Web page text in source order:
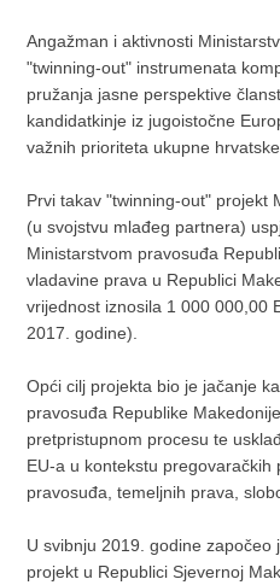
Angažman i aktivnosti
"twinning-out" instrumenata
pružanja jasne perspektive
kandidatkinje iz jugoistočne
važnih prioriteta ukupne
Prvi takav "twinning-out" projekt
(u svojstvu mlađeg partnera)
Ministarstvom pravosuđa
vladavine prava u Republici
vrijednost iznosila 1 000 000,00
2017. godine).
Opći cilj projekta bio je jačanje
pravosuđa Republike
pretpristupnom procesu te
EU-a u kontekstu pregovaračkih
pravosuđa, temeljnih prava,
U svibnju 2019. godine
projekt u Republici Sjevernoj